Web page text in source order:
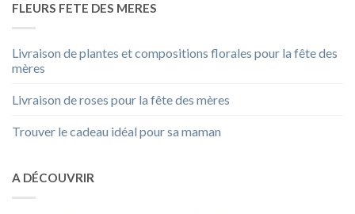
FLEURS FETE DES MERES
Livraison de plantes et compositions florales pour la fête des
mères
Livraison de roses pour la fête des mères
Trouver le cadeau idéal pour sa maman
A DÉCOUVRIR